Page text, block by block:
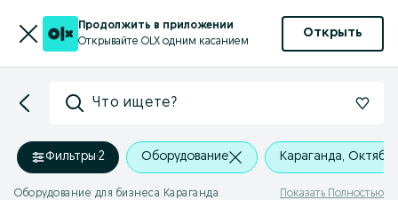
Продолжить в приложении
Открывайте OLX одним касанием
Открыть
Что ищете?
Фильтры·2 Оборудование Караганда,
Оборудование для бизнеса Караганда Показать Полностью